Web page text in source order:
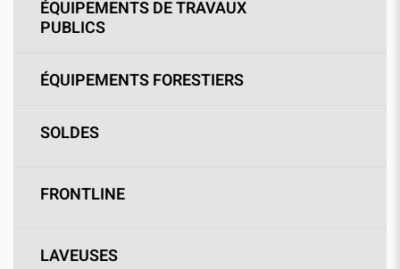
ÉQUIPEMENTS DE TRAVAUX
PUBLICS
ÉQUIPEMENTS FORESTIERS
SOLDES
FRONTLINE
LAVEUSES